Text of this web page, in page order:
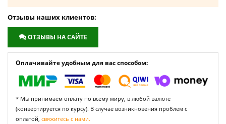
Отзывы наших клиентов:
ОТЗЫВЫ НА САЙТЕ
Оплачивайте удобным для вас способом:
* Мы принимаем оплату по всему миру, в любой валюте
(конвертируется по курсу). В случае возникновения проблем с
оплатой, свяжитесь с нами.